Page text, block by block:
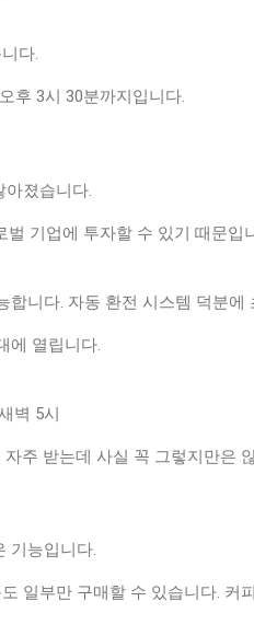
다.
후 3시 30분까지입니다.
졌습니다.
기업에 투자할 수 있기 때문
니다. 자동 환전 시스템 덕분에
에 열립니다.
벽 5시
주 받는데 사실 꼭 그렇지만은
기능입니다.
일부만 구매할 수 있습니다. 커